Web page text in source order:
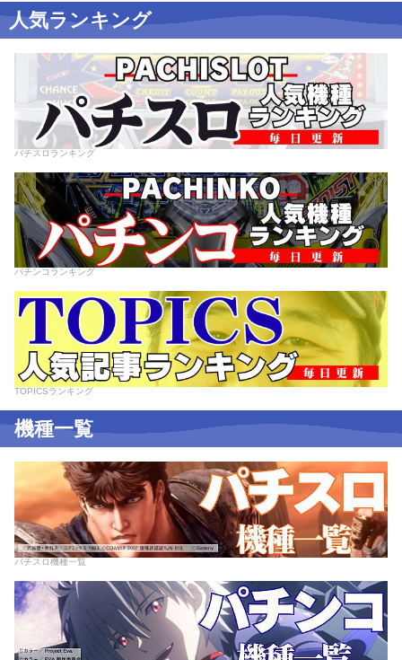
人気ランキング
パチスロランキング
パチンコランキング
TOPICSランキング
機種一覧
パチスロ機種一覧